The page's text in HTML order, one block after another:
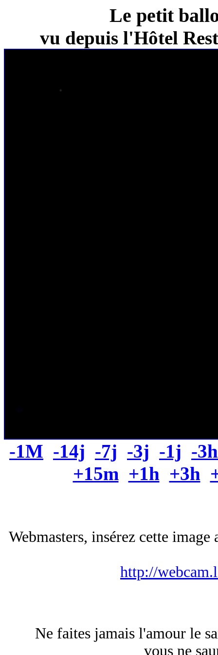
Le petit
vu depuis l'Hôtel
-1M -14j -7j -3j -1j -3h
+15m +1h +3h
Webmasters, insérez cette
http://
Ne faites jamais l'amour le
vous ne